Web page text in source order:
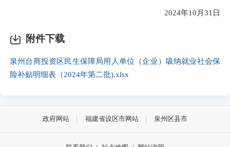
2024年10月31日
附件下载
泉州台商投资区民生保障局用人单位（企业）吸纳就业社会保
险补贴明细表（2024年第二批).xlsx
政府网站 福建省设区市网站 泉州区县市